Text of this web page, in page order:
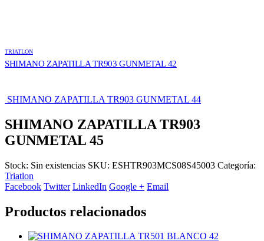
TRIATLON
SHIMANO ZAPATILLA TR903 GUNMETAL 42
SHIMANO ZAPATILLA TR903 GUNMETAL 44
SHIMANO ZAPATILLA TR903
GUNMETAL 45
Stock: Sin existencias SKU: ESHTR903MCS08S45003 Categoría:
Triatlon
Facebook Twitter LinkedIn Google + Email
Productos relacionados